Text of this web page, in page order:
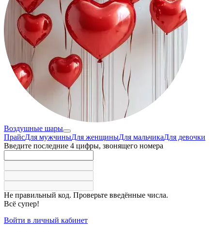
Воздушные шары
ПрайсДля мужчиныДля женщиныДля мальчикаДля девочки
Введите последние 4 цифры, звонящего номера
Не правильный код. Проверьте введённые числа.
Всё супер!
Войти в личный кабинет